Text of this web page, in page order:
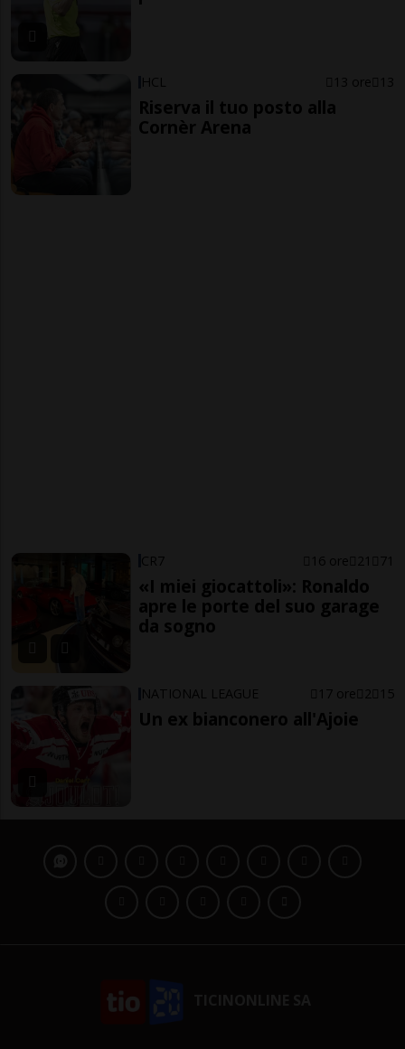
HCL 13 ore 13
Riserva il tuo posto alla
Cornèr Arena
CR7 16 ore 21 71
«I miei giocattoli»: Ronaldo
apre le porte del suo garage
da sogno
NATIONAL LEAGUE 17 ore 2 15
Un ex bianconero all'Ajoie